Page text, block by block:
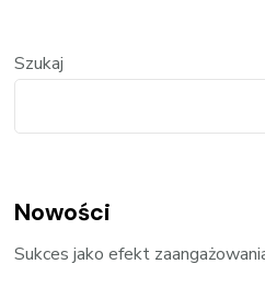
Szukaj
Nowości
Sukces jako efekt